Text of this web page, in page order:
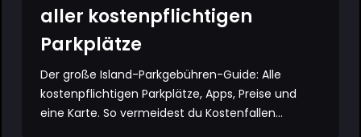
aller kostenpflichtigen
Parkplätze
Der große Island-Parkgebühren-Guide: Alle
kostenpflichtigen Parkplätze, Apps, Preise und
eine Karte. So vermeidest du Kostenfallen...